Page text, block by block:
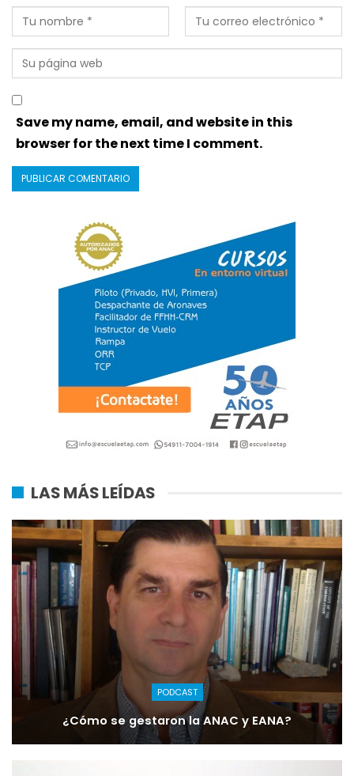
Save my name, email, and website in this
browser for the next time I comment.
LAS MÁS LEÍDAS
PODCAST
¿Cómo se gestaron la ANAC y EANA?